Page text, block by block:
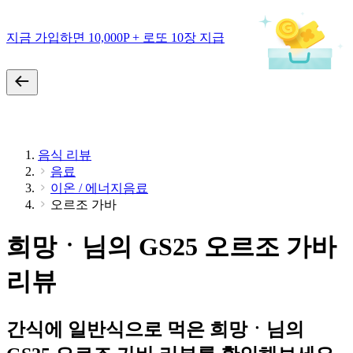
지금 가입하면 10,000P + 로또 10장 지급
음식 리뷰
음료
이온 / 에너지음료
오르조 가바
희망ㆍ님의 GS25 오르조 가바
리뷰
간식에 일반식으로 먹은 희망ㆍ님의